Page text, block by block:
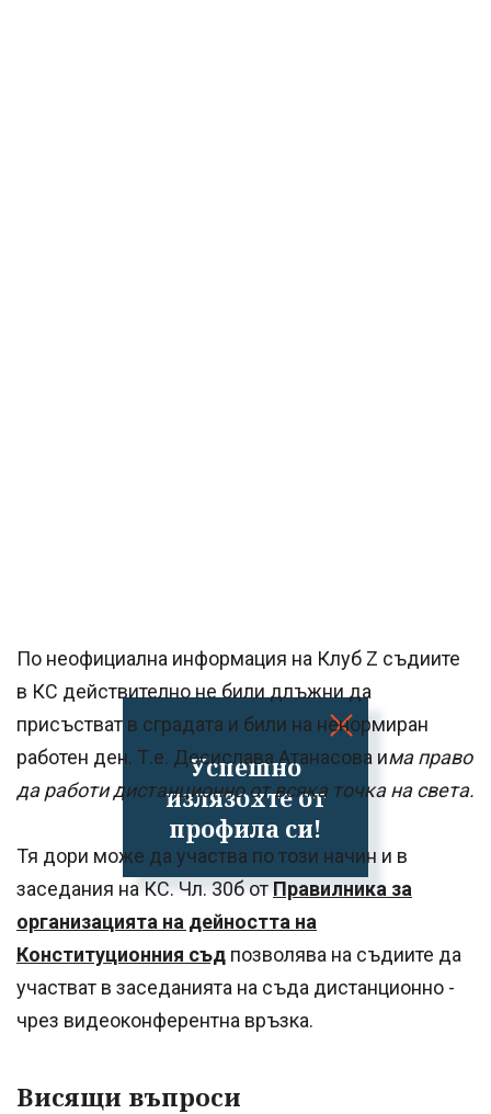
Успешно
излязохте от
профила си!
По неофициална информация на Клуб Z съдиите
в КС действително не били длъжни да
присъстват в сградата и били на ненормиран
работен ден. Т.е. Десислава Атанасова има право
да работи дистанционно от всяка точка на света.
Тя дори може да участва по този начин и в
заседания на КС. Чл. 30б отПравилника за
организацията на дейността на
Конституционния съд позволява на съдиите да
участват в заседанията на съда дистанционно -
чрез видеоконферентна връзка.
Висящи въпроси